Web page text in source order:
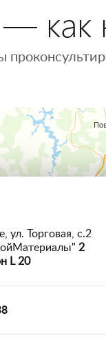
как
ул. Торговая, с.2
2
L 20